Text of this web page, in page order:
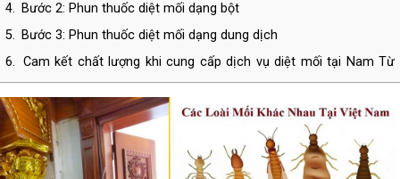
4. Bước 2: Phun thuốc diệt mối dạng bột
5. Bước 3: Phun thuốc diệt mối dạng dung dịch
6. Cam kết chất lượng khi cung cấp dịch vụ diệt mối tại Nam Từ
7. THÔNG TIN LIÊN HỆ CÔNG TY TNHH DIỆT CÔN TRÙNG SAO
MAI